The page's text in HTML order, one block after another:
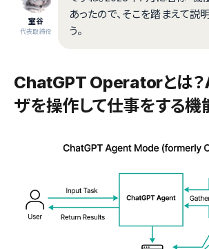
室谷
代表取締役
あったので、そこを踏まえて説
う。
ChatGPT Operatorとは？
ザを操作して仕事をする機